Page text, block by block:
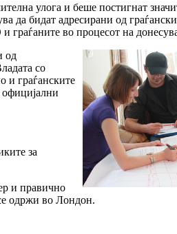
улога и беше постигнат
да бидат адресирани од
граѓаните во процесот на
од
со
и граѓанските
официјални
за
и правично
одржи во Лондон.